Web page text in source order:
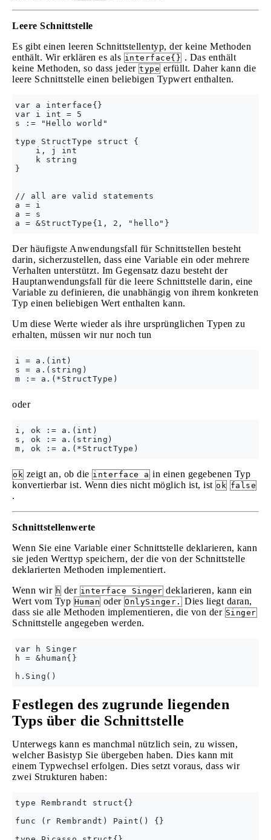
Leere Schnittstelle
Es gibt einen leeren Schnittstellentyp, der keine Methoden
enthält. Wir erklären es als interface{} . Das enthält
keine Methoden, so dass jeder type erfüllt. Daher kann die
leere Schnittstelle einen beliebigen Typwert enthalten.
var a interface{}
var i int = 5
s := "Hello world"
type StructType struct {
    i, j int
    k string
}
// all are valid statements
a = i
a = s
Der häufigste Anwendungsfall für Schnittstellen besteht
darin, sicherzustellen, dass eine Variable ein oder mehrere
Verhalten unterstützt. Im Gegensatz dazu besteht der
Hauptanwendungsfall für die leere Schnittstelle darin, eine
Variable zu definieren, die unabhängig von ihrem konkreten
Typ einen beliebigen Wert enthalten kann.
Um diese Werte wieder als ihre ursprünglichen Typen zu
erhalten, müssen wir nur noch tun
i = a.(int)
s = a.(string)
oder
i, ok := a.(int)
s, ok := a.(string)
ok zeigt an, ob die interface a in einen gegebenen Typ
konvertierbar ist. Wenn dies nicht möglich ist, ist ok false
.
Schnittstellenwerte
Wenn Sie eine Variable einer Schnittstelle deklarieren, kann
sie jeden Werttyp speichern, der die von der Schnittstelle
deklarierten Methoden implementiert.
Wenn wir h der interface Singer deklarieren, kann ein
Wert vom Typ Human oder OnlySinger. Dies liegt daran,
dass sie alle Methoden implementieren, die von der Singer
Schnittstelle angegeben werden.
var h Singer
h = &human{}
Festlegen des zugrunde liegenden
Typs über die Schnittstelle
Unterwegs kann es manchmal nützlich sein, zu wissen,
welcher Basistyp Sie übergeben haben. Dies kann mit
einem Typwechsel erfolgen. Dies setzt voraus, dass wir
zwei Strukturen haben:
type Rembrandt struct{}
func (r Rembrandt) Paint() {}